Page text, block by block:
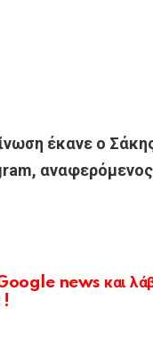
έκανε ο
news και
!